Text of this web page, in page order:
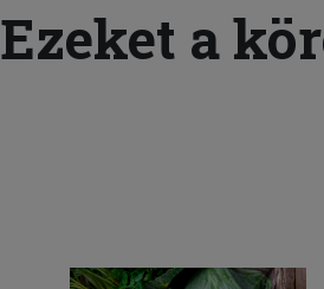
Ezeket a